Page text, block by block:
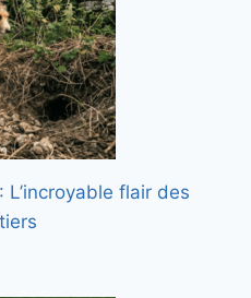
flair des